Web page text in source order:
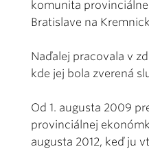
komunita
Bratislave na
Naďalej pracovala v
kde jej bola zverená
Od 1. augusta 2009
provinciálnej
augusta 2012, keď ju